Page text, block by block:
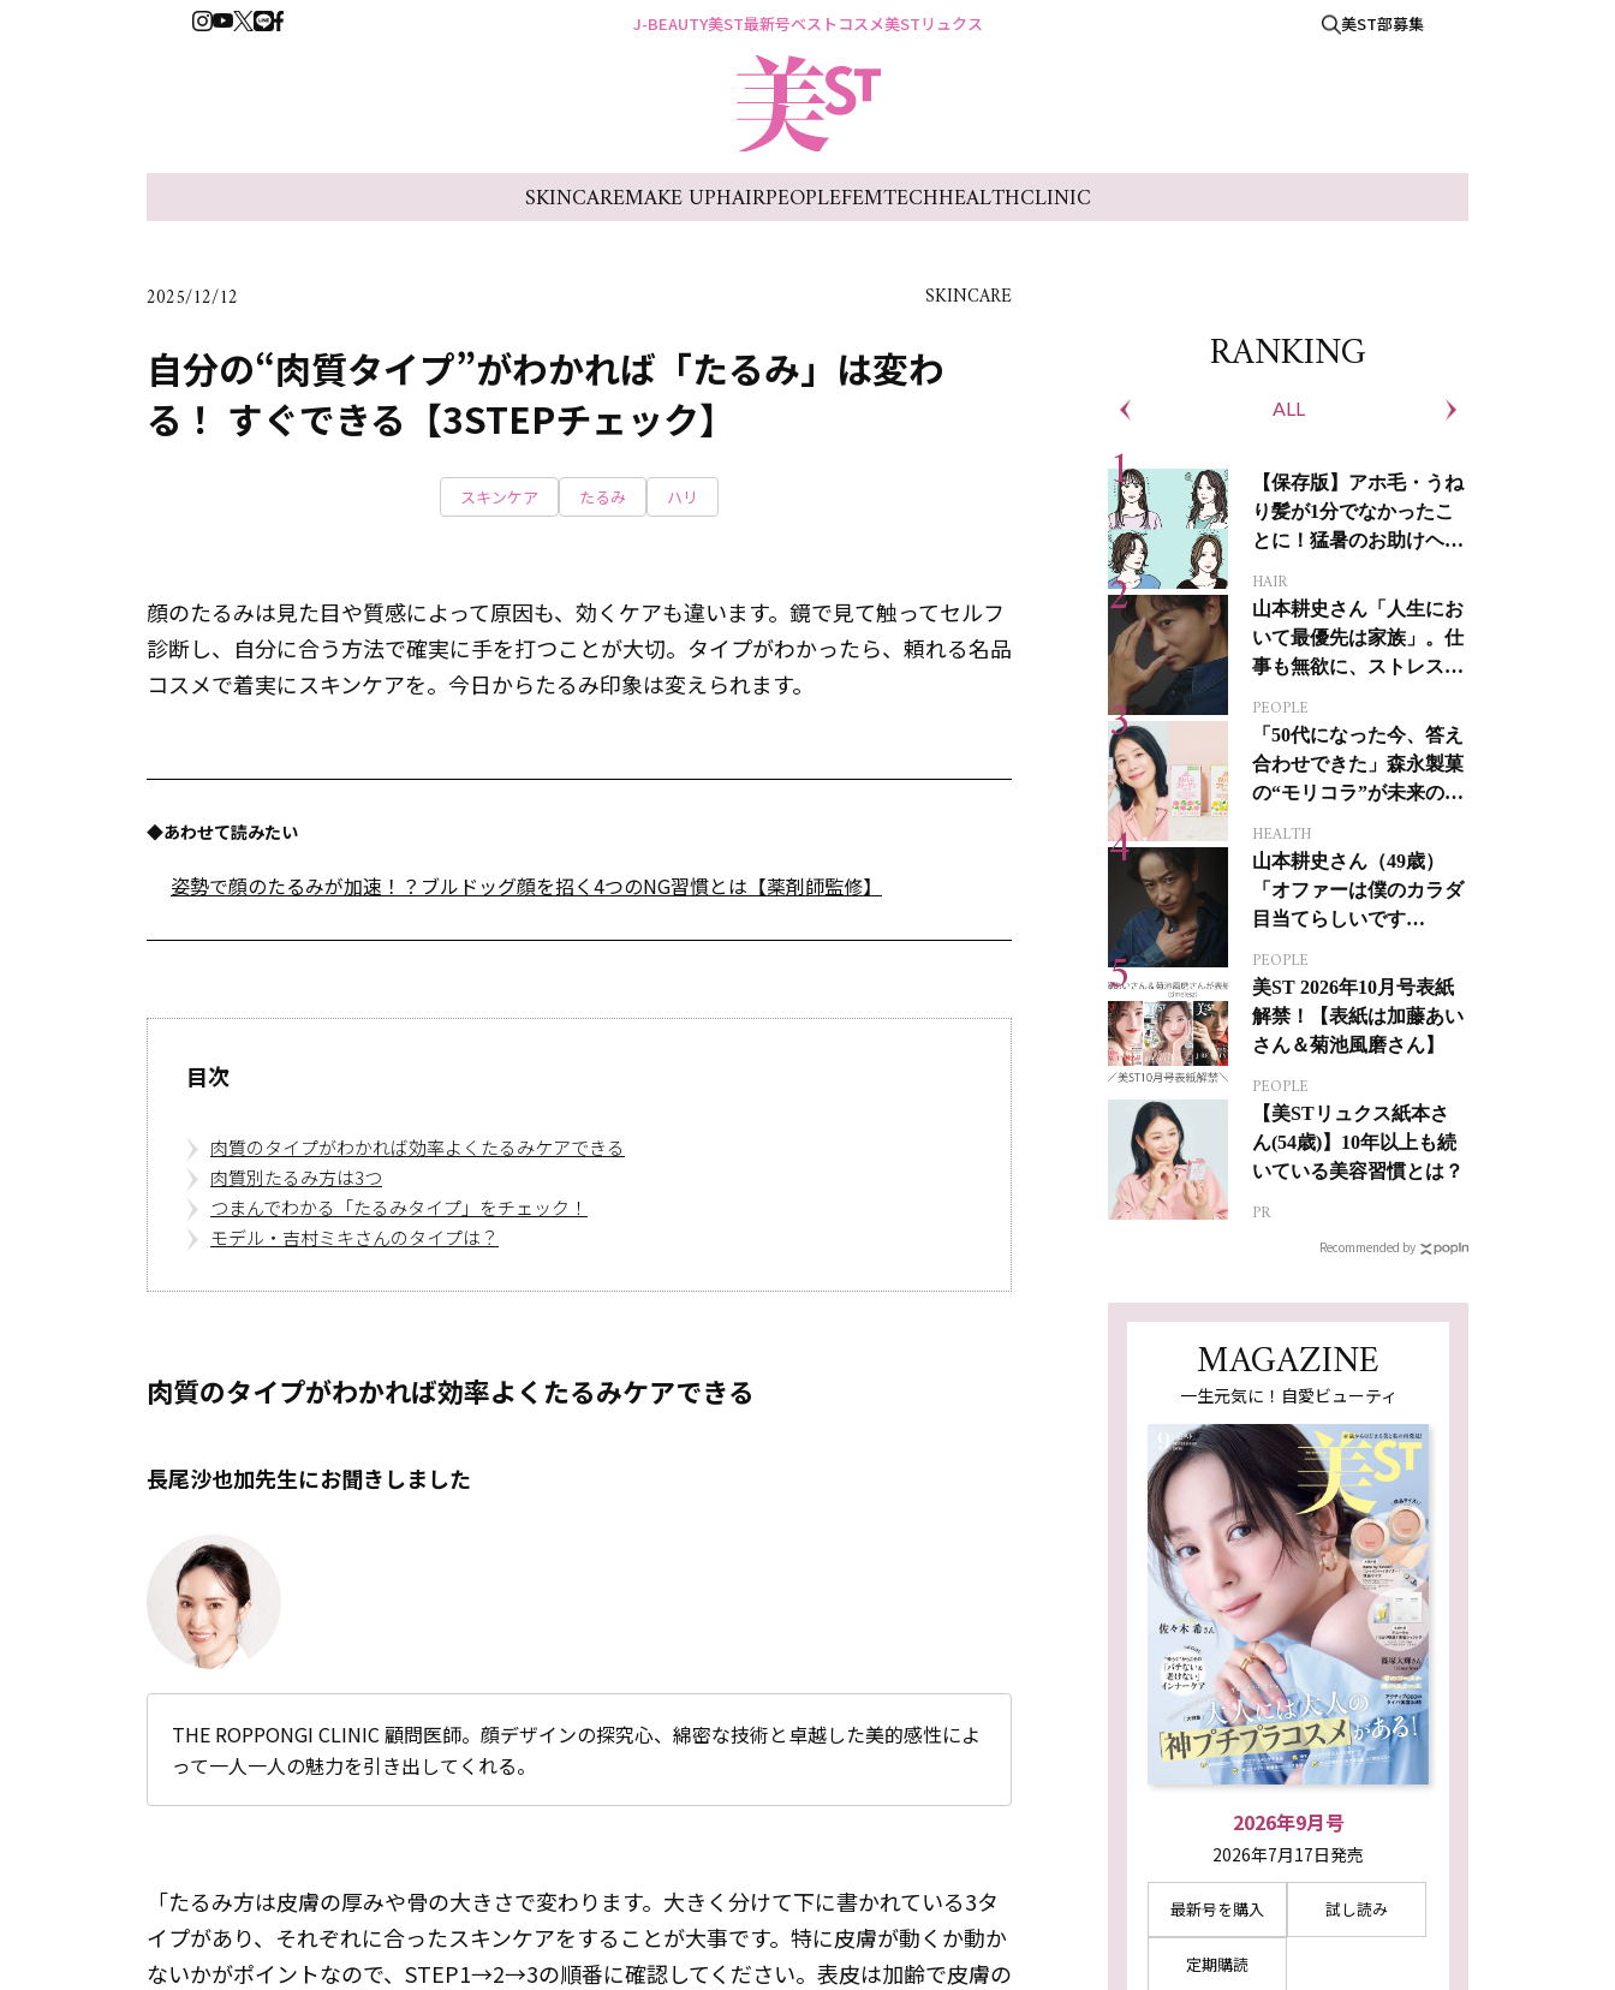
J-BEAUTY美ST最新号ベストコスメ美STリュクス 美ST部募集
SKINCAREMAKE UPHAIRPEOPLEFEMTECHHEALTHCLINIC
2025/12/12 SKINCARE
自分の“肉質タイプ”がわかれば「たるみ」は変わ
る！ すぐできる【3STEPチェック】
スキンケア たるみ ハリ
顔のたるみは見た目や質感によって原因も、効くケアも違います。鏡で見て触ってセルフ
診断し、自分に合う方法で確実に手を打つことが大切。タイプがわかったら、頼れる名品
コスメで着実にスキンケアを。今日からたるみ印象は変えられます。
◆あわせて読みたい
姿勢で顔のたるみが加速！？ブルドッグ顔を招く4つのNG習慣とは【薬剤師監修】
目次
肉質のタイプがわかれば効率よくたるみケアできる
肉質別たるみ方は3つ
つまんでわかる「たるみタイプ」をチェック！
モデル・吉村ミキさんのタイプは？
肉質のタイプがわかれば効率よくたるみケアできる
長尾沙也加先生にお聞きしました
THE ROPPONGI CLINIC 顧問医師。顔デザインの探究心、綿密な技術と卓越した美的感性によ
って一人一人の魅力を引き出してくれる。
「たるみ方は皮膚の厚みや骨の大きさで変わります。大きく分けて下に書かれている3タ
イプがあり、それぞれに合ったスキンケアをすることが大事です。特に皮膚が動くか動か
ないかがポイントなので、STEP1→2→3の順番に確認してください。表皮は加齢で皮膚の
RANKING
ALL
【保存版】アホ毛・うね
り髪が1分でなかったこ
とに！猛暑のお助けヘア
HAIR
山本耕史さん「人生にお
いて最優先は家族」。仕
事も無欲に、ストレスを
PEOPLE
「50代になった今、答え
合わせできた」森永製菓
の“モリコラ”が未来のキ
HEALTH
山本耕史さん（49歳）
「オファーは僕のカラダ
目当てらしいです
ジカルへの挑戦
PEOPLE
美ST 2026年10月号表紙
解禁！【表紙は加藤あい
さん＆菊池風磨さん】
PEOPLE
【美STリュクス紙本さ
ん(54歳)】10年以上も続
いている美容習慣とは？
PR
Recommended by
MAGAZINE
一生元気に！自愛ビューティ
2026年9月号
2026年7月17日発売
最新号を購入 試し読み
定期購読